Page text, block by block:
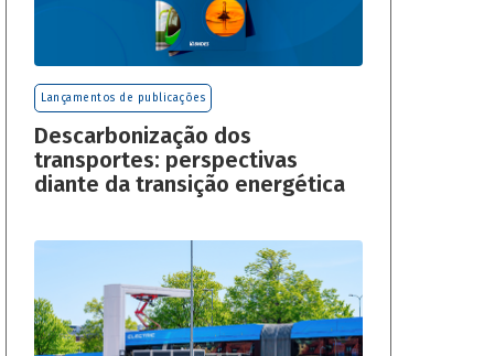
Lançamentos de publicações
Descarbonização dos
transportes: perspectivas
diante da transição energética